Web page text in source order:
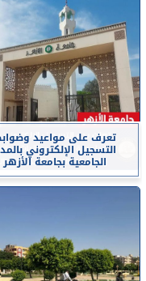
تعرف على مواعيد
التسجيل الإلكتروني
الجامعية بجامعة الأزهر